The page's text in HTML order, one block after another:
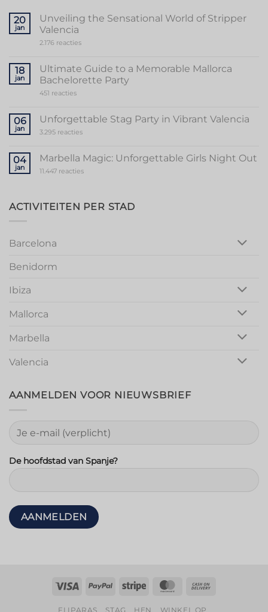
20
jan
Unveiling the Sensational World of Stripper
Valencia
2.176 reactiesop
Sensational
World
of
18
jan
Ultimate Guide to a Memorable Mallorca
Bachelorette Party
451 reactiesop
to
a
Memorable
Party
06
jan
Unforgettable Stag Party in Vibrant Valencia
3.295 reactiesop
Party
in
Vibrant
04
jan
Marbella Magic: Unforgettable Girls Night Out
11.447 reactiesop
Girls
Night
ACTIVITEITEN PER STAD
Barcelona
Benidorm
Ibiza
Mallorca
Marbella
Valencia
AANMELDEN VOOR NIEUWSBRIEF
De hoofdstad van Spanje?
Visa PayPal Streep MasterCard
FLIPARAS STAG HEN WINKEL OP